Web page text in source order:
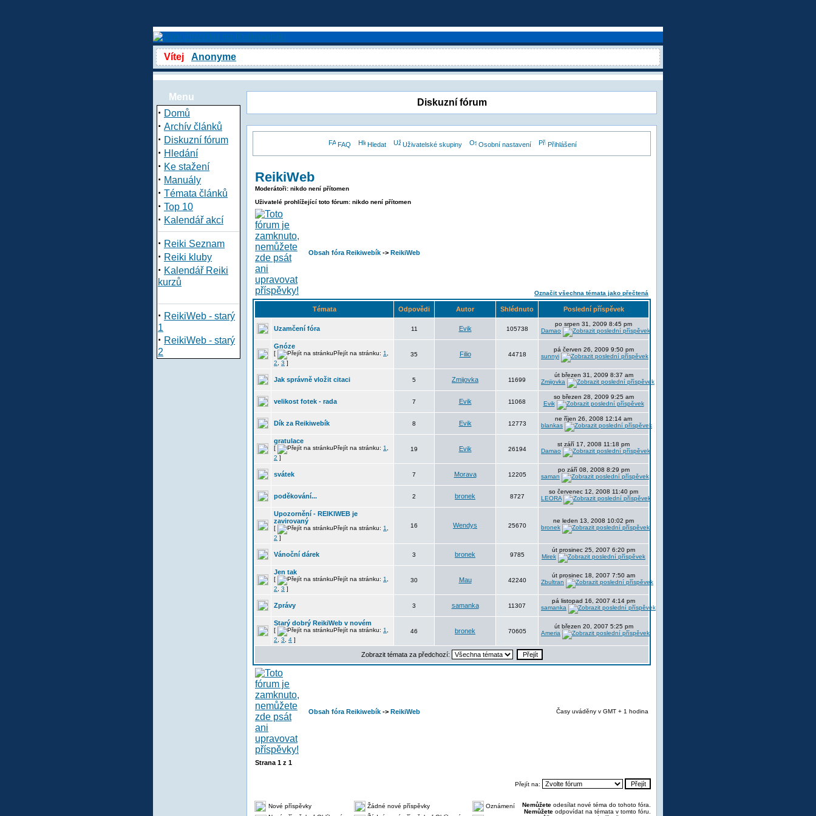
Vítej Anonyme
Menu
· Domů
· Archív článků
· Diskuzní fórum
· Hledání
· Ke stažení
· Manuály
· Témata článků
· Top 10
· Kalendář akcí
· Reiki Seznam
· Reiki kluby
· Kalendář Reiki
kurzů
· ReikiWeb - starý
1
· ReikiWeb - starý
2
Diskuzní fórum
FAQ Hledat Uživatelské skupiny Osobní nastavení Přihlášení
ReikiWeb
Moderátoři: nikdo není přítomen
Uživatelé prohlížející toto fórum: nikdo není přítomen
Obsah fóra Reikiwebík -> ReikiWeb
Označit všechna témata jako přečtená
Témata Odpovědi Autor Shlédnuto Poslední příspěvek
Uzamčení fóra 11 Evik 105738
po srpen 31, 2009 8:45 pm
Damao
Gnóze
[ Přejít na stránku: 1
2
3 ]
35 Filio 44718
pá červen 26, 2009 9:50 pm
sunnyi
Jak správně vložit citaci 5 Zmijovka 11699
út březen 31, 2009 8:37 am
Zmijovka
velikost fotek - rada 7 Evik 11068
so březen 28, 2009 9:25 am
Evik
Dík za Reikiwebík 8 Evik 12773
ne říjen 26, 2008 12:14 am
blankas
gratulace
[ Přejít na stránku: 1
2 ]
19 Evik 26194
st září 17, 2008 11:18 pm
Damao
svátek 7 Morava 12205
po září 08, 2008 8:29 pm
saman
poděkování... 2 bronek 8727
so červenec 12, 2008 11:40 pm
LEORA
Upozornění - REIKIWEB je
zavirovaný
[ Přejít na stránku: 1
2 ]
16 Wendys 25670
ne leden 13, 2008 10:02 pm
bronek
Vánoční dárek 3 bronek 9785
út prosinec 25, 2007 6:20 pm
Mirek
Jen tak
[ Přejít na stránku: 1
2
3 ]
30 Mau 42240
út prosinec 18, 2007 7:50 am
Zbultran
Zprávy 3 samanka 11307
pá listopad 16, 2007 4:14 pm
samanka
Starý dobrý ReikiWeb v novém
[ Přejít na stránku: 1
2
3 4 ]
46 bronek 70605
út březen 20, 2007 5:25 pm
Ameria
Zobrazit témata za předchozí:
Obsah fóra Reikiwebík -> ReikiWeb Časy uváděny v GMT + 1 hodina
Strana 1 z 1
Přejít na:
Nové příspěvky Žádné nové příspěvky
Oznámení
Nemůžete odesílat nové téma do tohoto fóra.
Nemůžete odpovídat na témata v tomto fóru.